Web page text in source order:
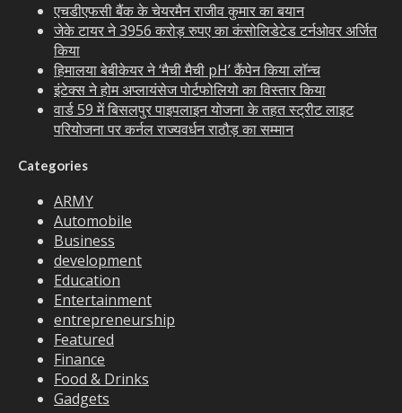
एचडीएफसी बैंक के चेयरमैन राजीव कुमार का बयान
जेके टायर ने 3956 करोड़ रुपए का कंसोलिडेटेड टर्नओवर अर्जित
किया
हिमालया बेबीकेयर ने ‘मैची मैची pH’ कैंपेन किया लॉन्च
इंटेक्स ने होम अप्लायंसेज पोर्टफोलियो का विस्तार किया
वार्ड 59 में बिसलपुर पाइपलाइन योजना के तहत स्ट्रीट लाइट
परियोजना पर कर्नल राज्यवर्धन राठौड़ का सम्मान
Categories
ARMY
Automobile
Business
development
Education
Entertainment
entrepreneurship
Featured
Finance
Food & Drinks
Gadgets